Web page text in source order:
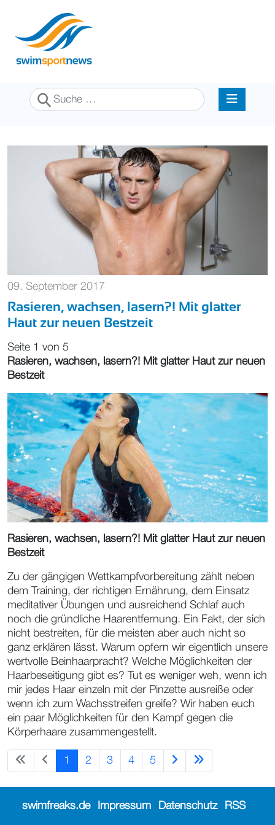
Suchen
09. September 2017
Rasieren, wachsen, lasern?! Mit glatter
Haut zur neuen Bestzeit
Seite 1 von 5
Rasieren, wachsen, lasern?! Mit glatter Haut zur neuen
Bestzeit
Rasieren, wachsen, lasern?! Mit glatter Haut zur neuen
Bestzeit
Zu der gängigen Wettkampfvorbereitung zählt neben
dem Training, der richtigen Ernährung, dem Einsatz
meditativer Übungen und ausreichend Schlaf auch
noch die gründliche Haarentfernung. Ein Fakt, der sich
nicht bestreiten, für die meisten aber auch nicht so
ganz erklären lässt. Warum opfern wir eigentlich unsere
wertvolle Beinhaarpracht? Welche Möglichkeiten der
Haarbeseitigung gibt es? Tut es weniger weh, wenn ich
mir jedes Haar einzeln mit der Pinzette ausreiße oder
wenn ich zum Wachsstreifen greife? Wir haben euch
ein paar Möglichkeiten für den Kampf gegen die
Körperhaare zusammengestellt.
1 2 3 4 5
swimfreaks.de Impressum Datenschutz RSS